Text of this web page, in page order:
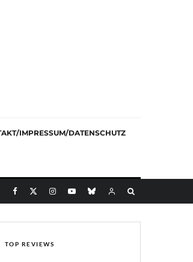
IMPRESSUM/DATENSCHUTZ
TOP REVIEWS